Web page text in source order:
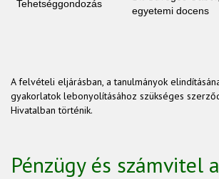
Tehetséggondozás
egyetemi docens
A felvételi eljárásban, a tanulmányok
gyakorlatok lebonyolításához szükséges
Hivatalban történik.
Pénzügy és számvitel